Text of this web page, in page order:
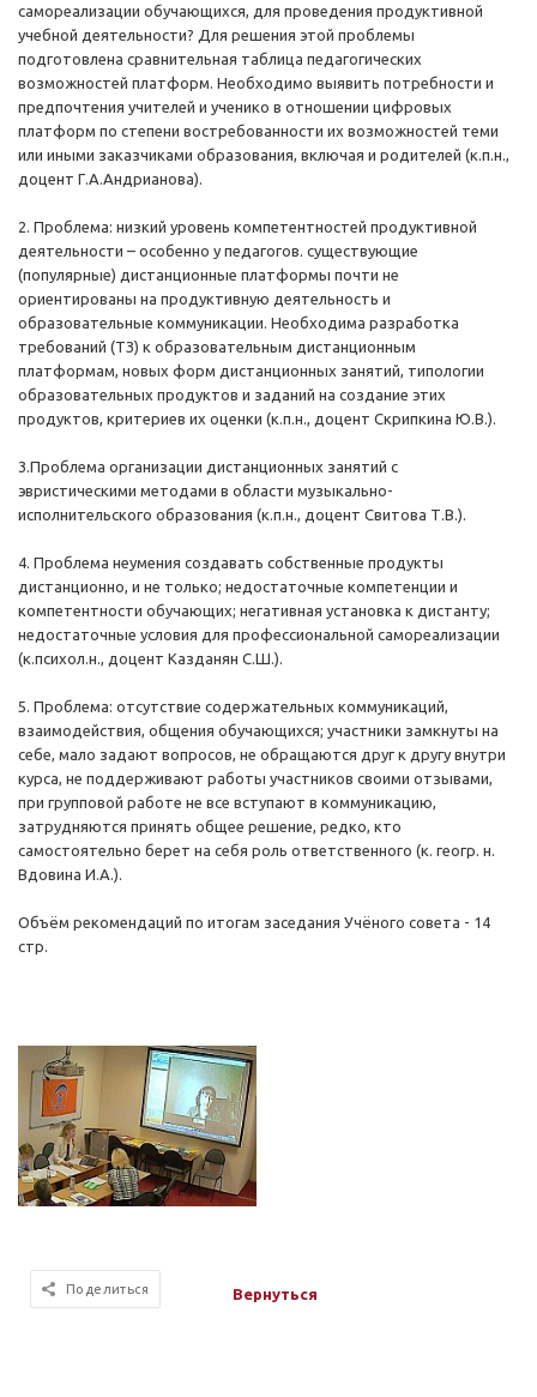
самореализации обучающихся, для проведения продуктивной
учебной деятельности? Для решения этой проблемы
подготовлена сравнительная таблица педагогических
возможностей платформ. Необходимо выявить потребности и
предпочтения учителей и ученико в отношении цифровых
платформ по степени востребованности их возможностей теми
или иными заказчиками образования, включая и родителей (к.п.н.,
доцент Г.А.Андрианова).
2. Проблема: низкий уровень компетентностей продуктивной
деятельности – особенно у педагогов. существующие
(популярные) дистанционные платформы почти не
ориентированы на продуктивную деятельность и
образовательные коммуникации. Необходима разработка
требований (ТЗ) к образовательным дистанционным
платформам, новых форм дистанционных занятий, типологии
образовательных продуктов и заданий на создание этих
продуктов, критериев их оценки (к.п.н., доцент Скрипкина Ю.В.).
3.Проблема организации дистанционных занятий с
эвристическими методами в области музыкально-
исполнительского образования (к.п.н., доцент Свитова Т.В.).
4. Проблема неумения создавать собственные продукты
дистанционно, и не только; недостаточные компетенции и
компетентности обучающих; негативная установка к дистанту;
недостаточные условия для профессиональной самореализации
(к.психол.н., доцент Казданян С.Ш.).
5. Проблема: отсутствие содержательных коммуникаций,
взаимодействия, общения обучающихся; участники замкнуты на
себе, мало задают вопросов, не обращаются друг к другу внутри
курса, не поддерживают работы участников своими отзывами,
при групповой работе не все вступают в коммуникацию,
затрудняются принять общее решение, редко, кто
самостоятельно берет на себя роль ответственного (к. геогр. н.
Вдовина И.А.).
Объём рекомендаций по итогам заседания Учёного совета - 14
стр.
Поделиться Вернуться